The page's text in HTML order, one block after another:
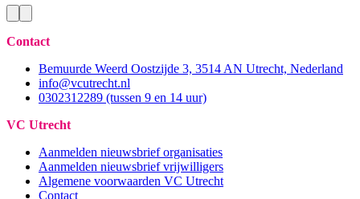
Contact
Bemuurde Weerd Oostzijde 3, 3514 AN Utrecht, Nederland
info@vcutrecht.nl
0302312289 (tussen 9 en 14 uur)
VC Utrecht
Aanmelden nieuwsbrief organisaties
Aanmelden nieuwsbrief vrijwilligers
Algemene voorwaarden VC Utrecht
Contact